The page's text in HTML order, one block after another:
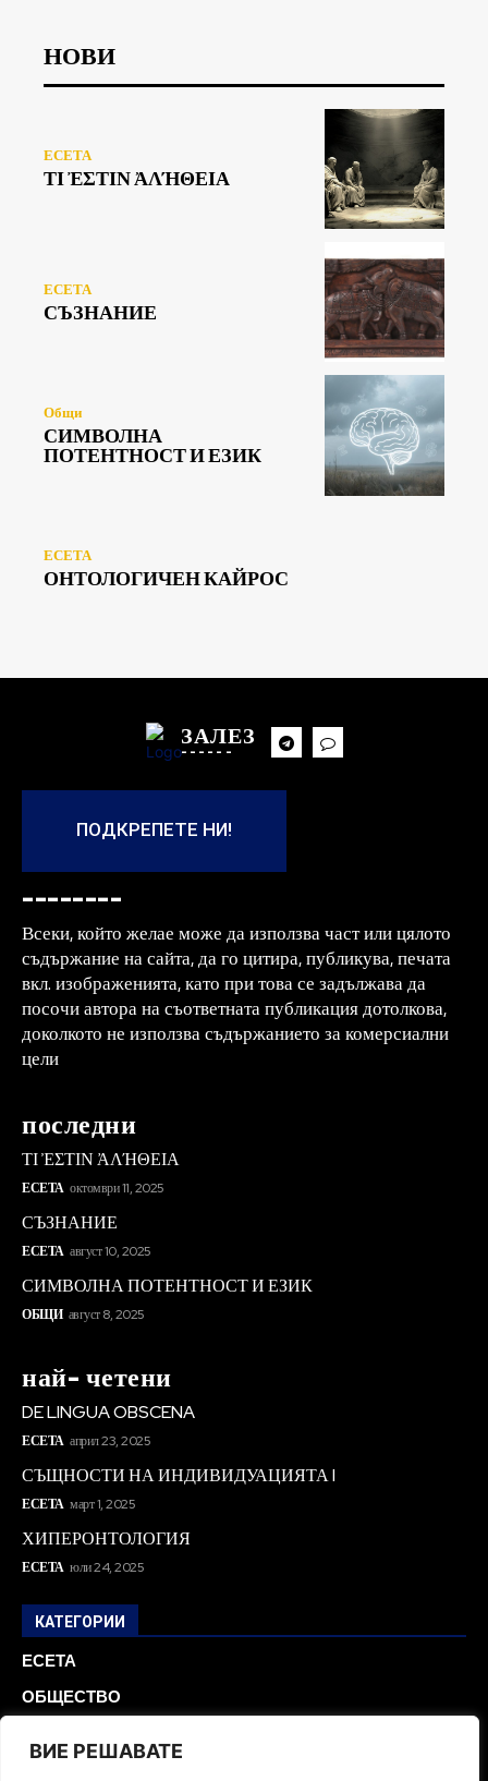
ВИЕ РЕШАВАТЕ
НОВИ
ЕСЕТА
ΤΙ ἘΣΤΙΝ ἈΛΉΘΕΙΑ
ЕСЕТА
СЪЗНАНИЕ
Общи
СИМВОЛНА
ПОТЕНТНОСТ И ЕЗИК
ЕСЕТА
ОНТОЛОГИЧЕН КАЙРОС
ЗАЛЕЗ
------
ПОДКРЕПЕТЕ НИ!
--------
Всеки, който желае може да използва част или цялото
съдържание на сайта, да го цитира, публикува, печата
вкл. изображенията, като при това се задължава да
посочи автора на съответната публикация дотолкова,
доколкото не използва съдържанието за комерсиални
цели
последни
ΤΙ ἘΣΤΙΝ ἈΛΉΘΕΙΑ
ЕСЕТА октомври 11, 2025
СЪЗНАНИЕ
ЕСЕТА август 10, 2025
СИМВОЛНА ПОТЕНТНОСТ И ЕЗИК
ОБЩИ август 8, 2025
най- четени
DE LINGUA OBSCENA
ЕСЕТА април 23, 2025
СЪЩНОСТИ НА ИНДИВИДУАЦИЯТА I
ЕСЕТА март 1, 2025
ХИПЕРОНТОЛОГИЯ
ЕСЕТА юли 24, 2025
КАТЕГОРИИ
ЕСЕТА
ОБЩЕСТВО